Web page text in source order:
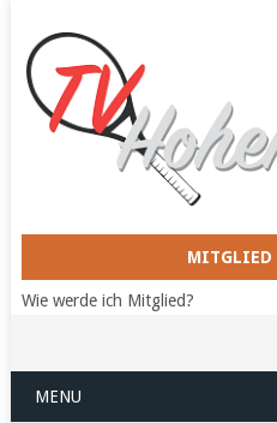
MITGLIED
Wie werde ich Mitglied?
MENU